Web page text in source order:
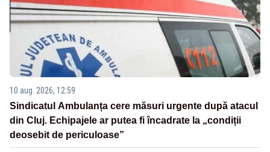
10 aug. 2026, 12:59
Sindicatul Ambulanța cere măsuri urgente după atacul
din Cluj. Echipajele ar putea fi încadrate la „condiții
deosebit de periculoase”